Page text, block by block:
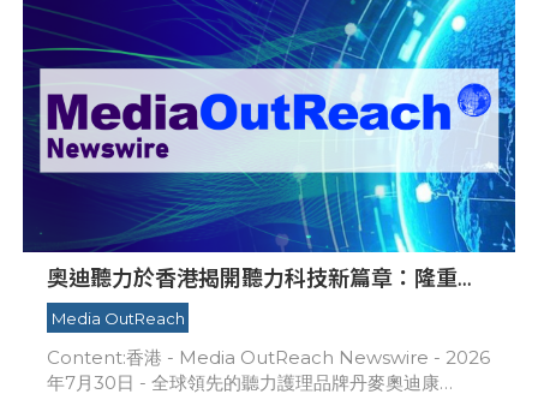
奧迪聽力於香港揭開聽力科技新篇章：隆重推
出榮獲國際設計大獎的 Oticon Zeal 及兒童專
屬 Oticon Play SI 助聽器
Media OutReach
Content:香港 - Media OutReach Newswire - 2026
年7月30日 - 全球領先的聽力護理品牌丹麥奧迪康